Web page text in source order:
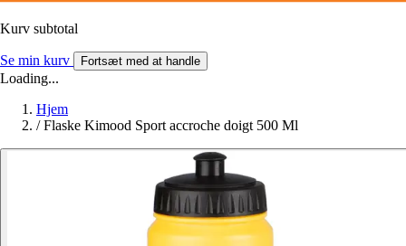
Kurv subtotal
Se min kurv Fortsæt med at handle
Loading...
Hjem
/ Flaske Kimood Sport accroche doigt 500 Ml